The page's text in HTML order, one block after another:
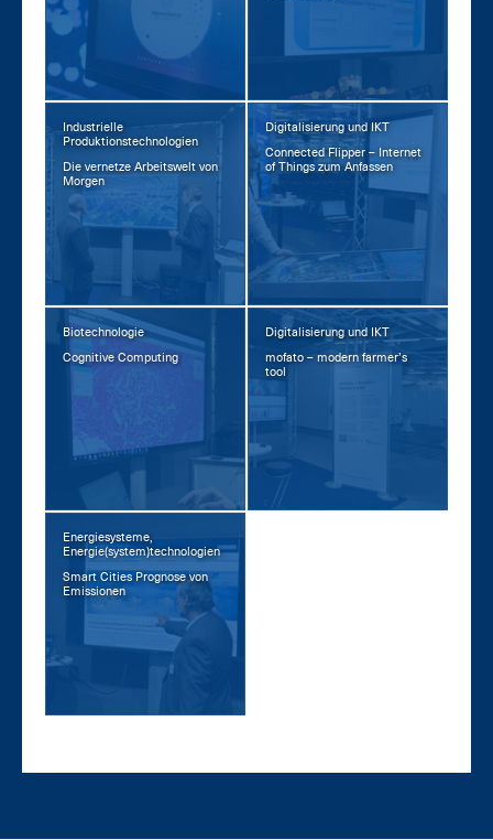
Industrielle
Produktionstechnologien
Die ver­net­ze Ar­beits­welt von
Mor­gen
Digitalisierung und IKT
Con­nec­ted Flip­per – In­ter­net
of Things zum An­fas­sen
Biotechnologie
Co­gni­ti­ve Com­pu­ting
Digitalisierung und IKT
mo­f­a­to – mo­dern far­mer’s
tool
Energiesysteme,
Energie(system)technologien
Smart Ci­ties Pro­gno­se von
Emis­sio­nen